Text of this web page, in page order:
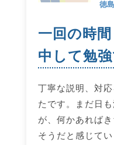
徳
一回の時
中して勉
丁寧な説明、対
たです。まだ日
が、何かあれば
そうだと感じて